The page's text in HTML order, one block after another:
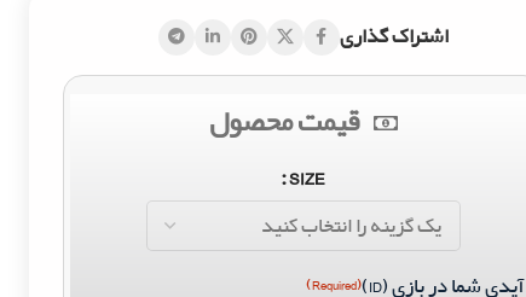
اشتراک گذاری
قیمت محصول
SIZE
آیدی شما در بازی (ID) (Required)